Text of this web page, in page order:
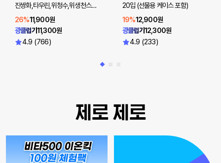
진쌍화,타우린,위청수,위생천스파
클링제로 20입
26%11,900원
광클럽가11,300원
4.9 (766)
20입 (선물용 케이스 포함)
19%12,900원
광클럽가12,300원
4.9 (233)
제로 제로